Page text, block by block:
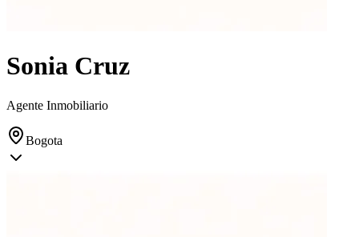
Sonia Cruz
Agente Inmobiliario
Bogota